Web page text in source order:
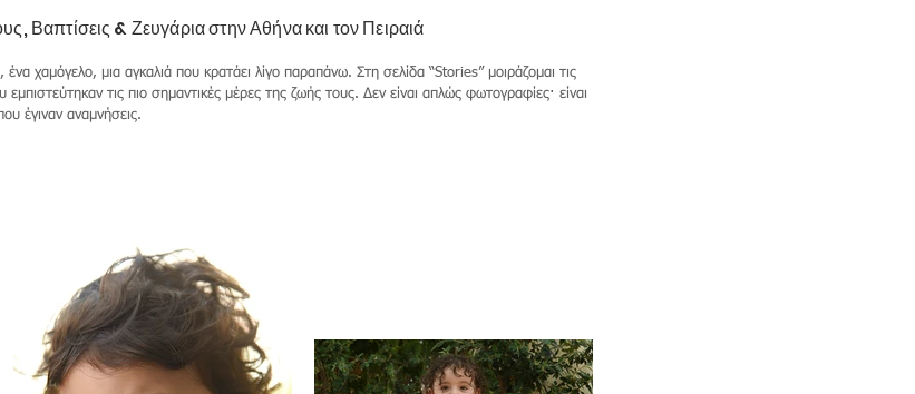
Βαπτίσεις & Ζευγάρια στην Αθήνα και τον Πειραιά
χαμόγελο, μια αγκαλιά που κρατάει λίγο παραπάνω. Στη σελίδα “Stories” μοιράζομαι τις
τις πιο σημαντικές μέρες της ζωής τους. Δεν είναι απλώς φωτογραφίες· είναι
έγιναν αναμνήσεις.